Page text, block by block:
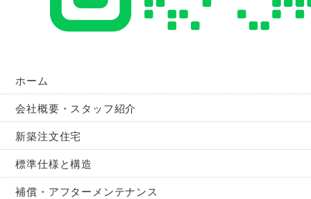
ホーム
会社概要・スタッフ紹介
新築注文住宅
標準仕様と構造
補償・アフターメンテナンス